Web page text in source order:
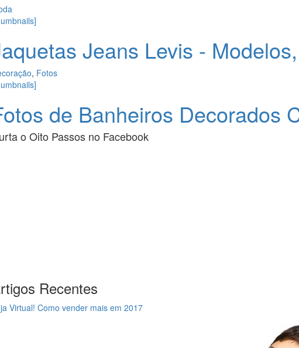
Jeans Levis -
, Fotos
de Banheiros Decorados
o Oito Passos no Facebook
Recentes
Virtual! Como vender mais em 2017